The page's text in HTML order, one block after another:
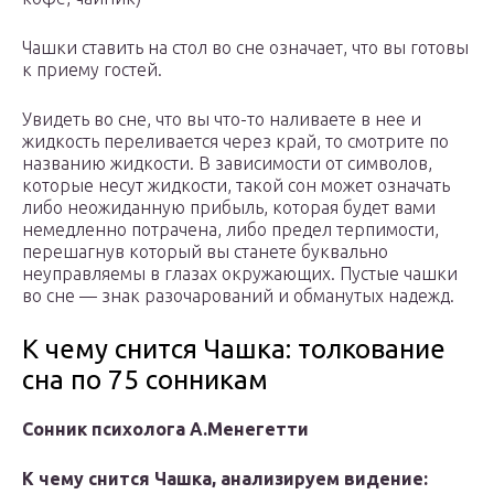
Чашки ставить на стол во сне означает, что вы готовы
к приему гостей.
Увидеть во сне, что вы что-то наливаете в нее и
жидкость переливается через край, то смотрите по
названию жидкости. В зависимости от символов,
которые несут жидкости, такой сон может означать
либо неожиданную прибыль, которая будет вами
немедленно потрачена, либо предел терпимости,
перешагнув который вы станете буквально
неуправляемы в глазах окружающих. Пустые чашки
во сне — знак разочарований и обманутых надежд.
К чему снится Чашка: толкование
сна по 75 сонникам
Сонник психолога А.Менегетти
К чему снится Чашка, анализируем видение: